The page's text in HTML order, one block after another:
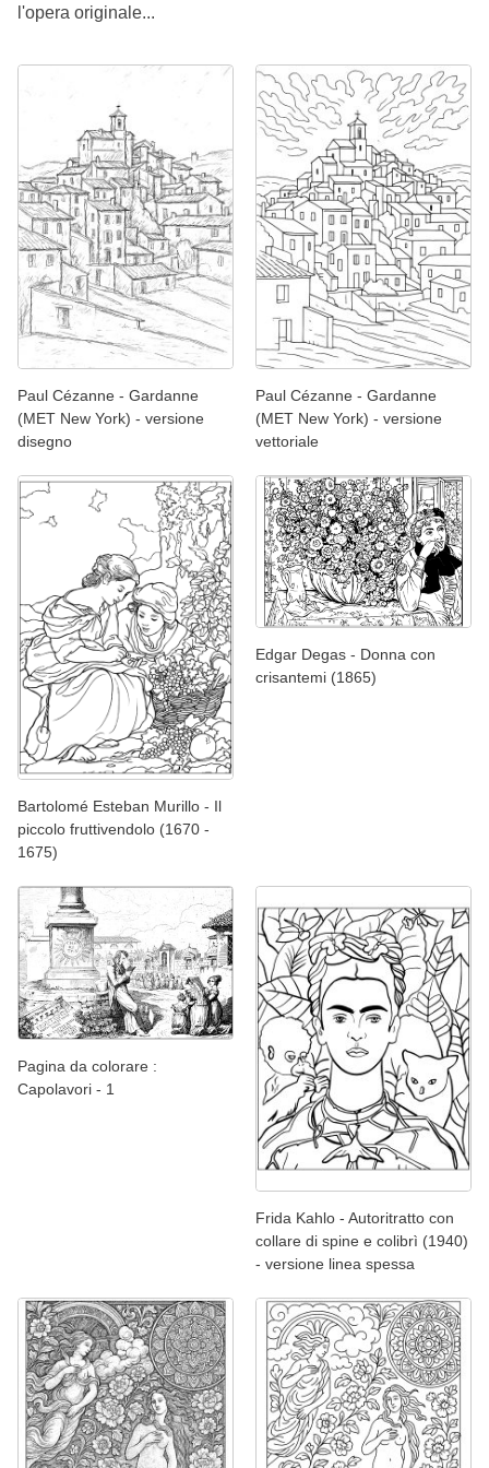
l'opera originale...
Paul Cézanne - Gardanne
(MET New York) - versione
disegno
Paul Cézanne - Gardanne
(MET New York) - versione
vettoriale
Bartolomé Esteban Murillo - Il
piccolo fruttivendolo (1670 -
1675)
Edgar Degas - Donna con
crisantemi (1865)
Pagina da colorare :
Capolavori - 1
Frida Kahlo - Autoritratto con
collare di spine e colibrì (1940)
- versione linea spessa